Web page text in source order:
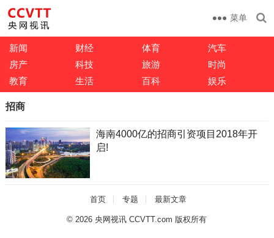
菜单
新闻 财经 体育
汽车
房产
科技 旅游
时尚
教育
生活 百科 娱乐
招商
海南4000亿的招商引资项目2018年开
启!
首页 专题 最新文章
© 2026央网视讯 CCVTT.com 版权所有